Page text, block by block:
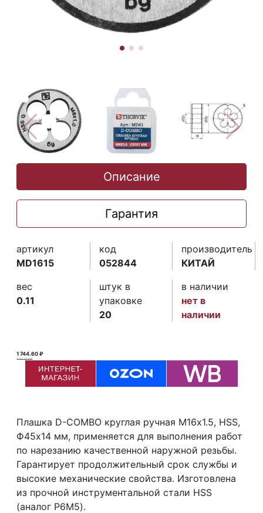
Описание
Гарантия
артикул
MD1615
код
052844
производитель
КИТАЙ
вес
0.11
штук в
упаковке
20
в наличии
нет в
наличии
1 744.60 ₽
1 745.00 ₽ ₽
Плашка D-COMBO круглая ручная М16х1.5, HSS,
Ф45х14 мм, применяется для выполнения работ
по нарезанию качественной наружной резьбы.
Гарантирует продолжительный срок службы и
высокие механические свойства. Изготовлена
из прочной инструментальной стали HSS
(аналог Р6М5).